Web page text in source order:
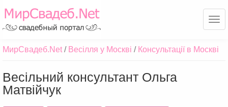
МирСвадеб.Net Весілля у Москві Консультації в Москві
Весільний консультант Ольга
Матвійчук